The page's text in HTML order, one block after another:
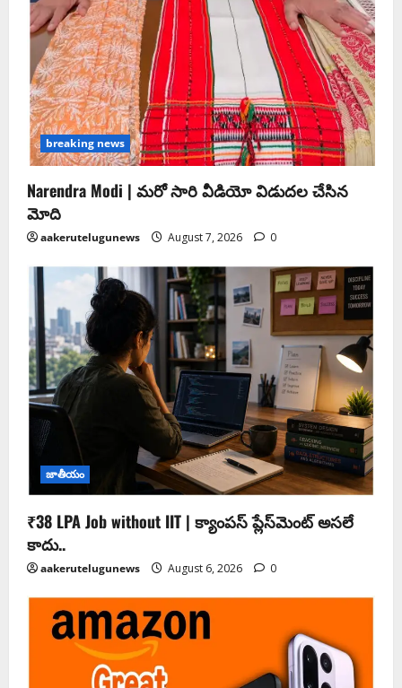
breaking news
Narendra Modi | మ‌రో సారి వీడియో విడుద‌ల చేసిన
మోది
aakerutelugunews August 7, 2026 0
జాతీయం
₹38 LPA Job without IIT | క్యాంపస్ ప్లేస్‌మెంట్ అసలే
కాదు..
aakerutelugunews August 6, 2026 0